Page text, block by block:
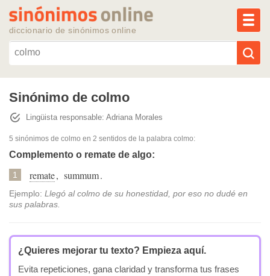
diccionario de sinónimos online
Reescribir texto con IA
Sinónimos populares
Temas populares
Sinónimo de colmo
Lingüista responsable: Adriana Morales
5 sinónimos de colmo en 2 sentidos de la palabra colmo:
Complemento o remate de algo:
1 remate, summum.
Ejemplo: Llegó al colmo de su honestidad, por eso no dudé en
sus palabras.
¿Quieres mejorar tu texto? Empieza aquí.
Evita repeticiones, gana claridad y transforma tus frases